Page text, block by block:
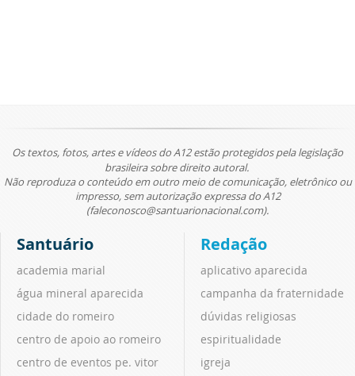
Os textos, fotos, artes e vídeos do A12 estão protegidos pela legislação
brasileira sobre direito autoral.
Não reproduza o conteúdo em outro meio de comunicação, eletrônico ou
impresso, sem autorização expressa do A12
(faleconosco@santuarionacional.com).
Santuário
academia marial
água mineral aparecida
cidade do romeiro
centro de apoio ao romeiro
centro de eventos pe. vitor
Redação
aplicativo aparecida
campanha da fraternidade
dúvidas religiosas
espiritualidade
igreja